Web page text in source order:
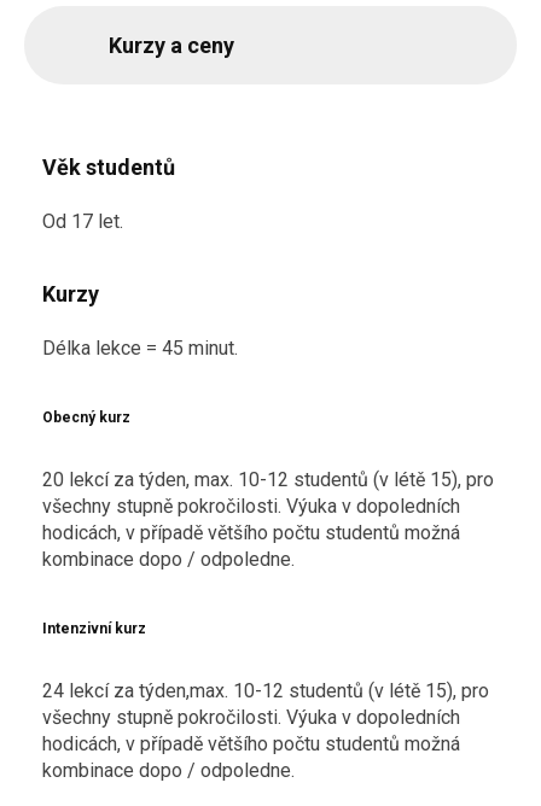
Kurzy a ceny
Věk studentů
Od 17 let.
Kurzy
Délka lekce = 45 minut.
Obecný kurz
20 lekcí za týden, max. 10-12 studentů (v létě 15), pro
všechny stupně pokročilosti. Výuka v dopoledních
hodicách, v případě většího počtu studentů možná
kombinace dopo / odpoledne.
Intenzivní kurz
24 lekcí za týden,max. 10-12 studentů (v létě 15), pro
všechny stupně pokročilosti. Výuka v dopoledních
hodicách, v případě většího počtu studentů možná
kombinace dopo / odpoledne.